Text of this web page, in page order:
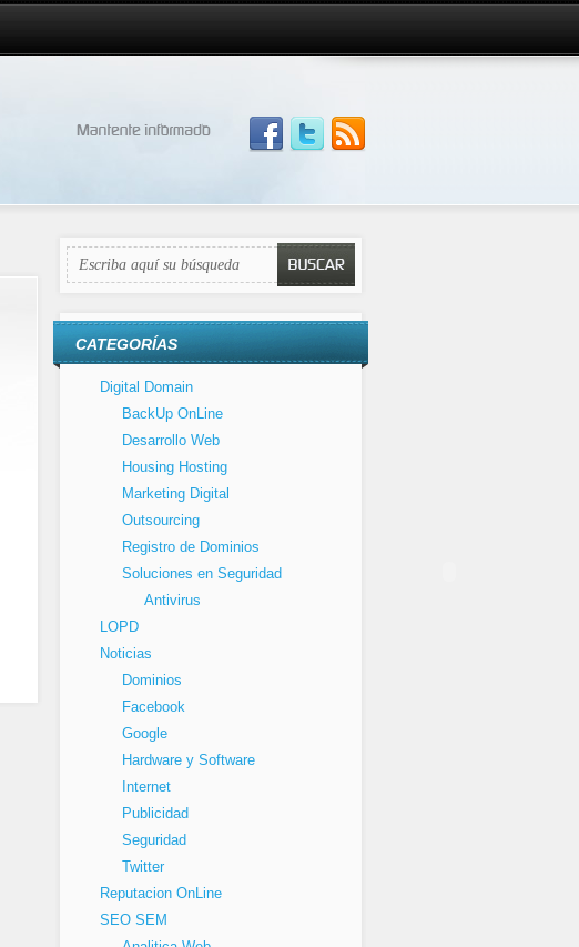
CATEGORÍAS
Digital Domain
BackUp OnLine
Desarrollo Web
Housing Hosting
Marketing Digital
Outsourcing
Registro de Dominios
Soluciones en Seguridad
Antivirus
LOPD
Noticias
Dominios
Facebook
Google
Hardware y Software
Internet
Publicidad
Seguridad
Twitter
Reputacion OnLine
SEO SEM